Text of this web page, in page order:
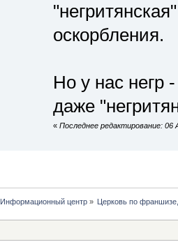
оскорбления.
Но у нас негр
даже
« Последнее редактирование: 06
Информационный центр» Церковь по